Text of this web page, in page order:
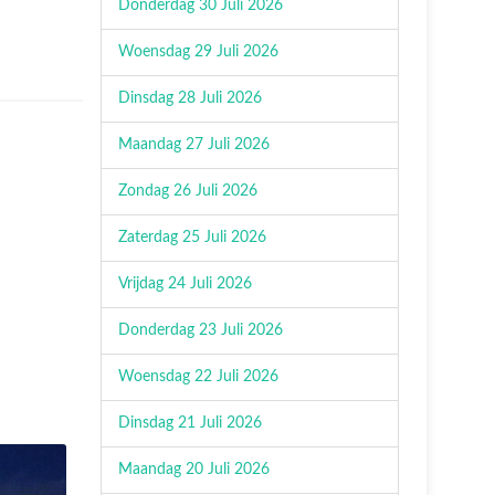
Donderdag 30 Juli 2026
Woensdag 29 Juli 2026
Dinsdag 28 Juli 2026
Maandag 27 Juli 2026
Zondag 26 Juli 2026
Zaterdag 25 Juli 2026
Vrijdag 24 Juli 2026
Donderdag 23 Juli 2026
Woensdag 22 Juli 2026
Dinsdag 21 Juli 2026
Maandag 20 Juli 2026